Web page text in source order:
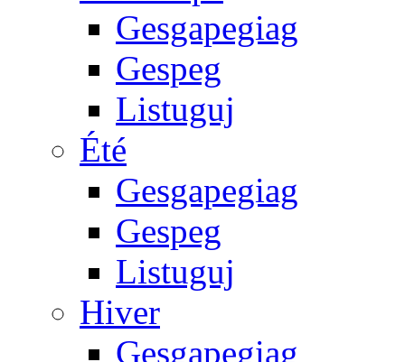
Gesgapegiag
Gespeg
Listuguj
Été
Gesgapegiag
Gespeg
Listuguj
Hiver
Gesgapegiag